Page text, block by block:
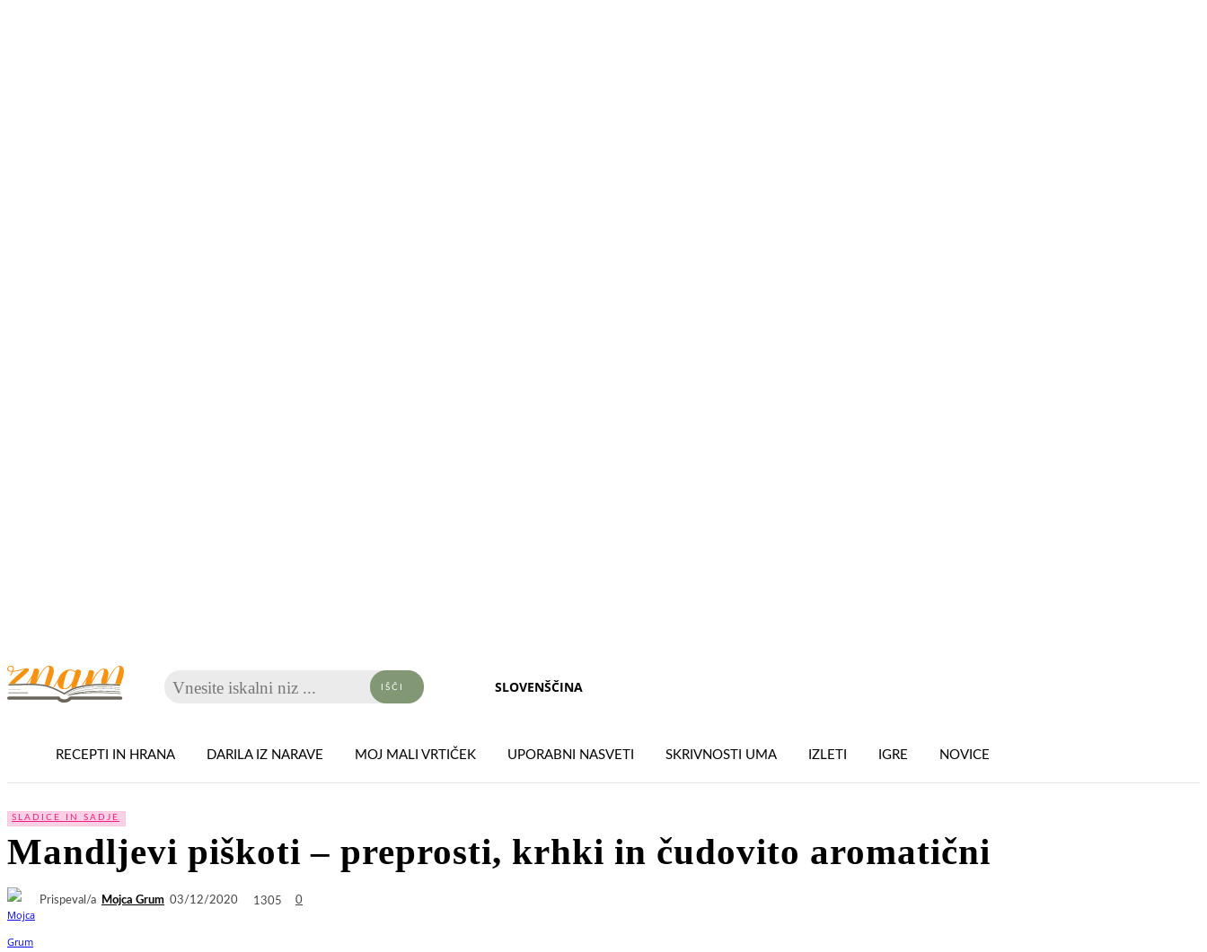
Vnesite iskalni niz ... IŠČI SLOVENŠČINA
RECEPTI IN HRANA DARILA IZ NARAVE MOJ MALI VRTIČEK UPORABNI NASVETI SKRIVNOSTI UMA IZLETI IGRE NOVICE
SLADICE IN SADJE
Mandljevi piškoti – preprosti, krhki in čudovito aromatični
Prispeval/a Mojca Grum 03/12/2020 1305 0